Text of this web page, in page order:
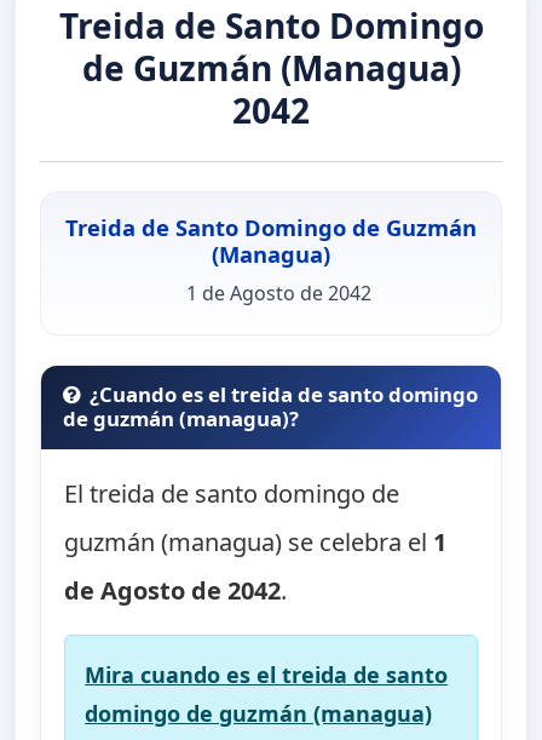
Treida de Santo Domingo
de Guzmán (Managua)
2042
Treida de Santo Domingo de Guzmán
(Managua)
1 de Agosto de 2042
¿Cuando es el treida de santo domingo
de guzmán (managua)?
El treida de santo domingo de
guzmán (managua) se celebra el 1
de Agosto de 2042.
Mira cuando es el treida de santo
domingo de guzmán (managua)